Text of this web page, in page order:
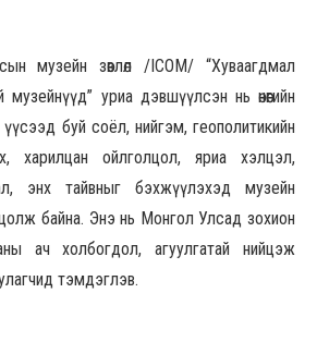
музейн зөвлөл /ICOM/ “Хуваагдмал
уриа дэвшүүлсэн нь өнөөгийн
буй соёл, нийгэм, геополитикийн
харилцан ойлголцол, яриа хэлцэл,
энх тайвныг бэхжүүлэхэд музейн
байна. Энэ нь Монгол Улсад зохион
ач холбогдол, агуулгатай нийцэж
тэмдэглэв.